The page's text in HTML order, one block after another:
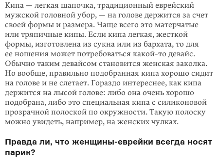
Кипа — легкая шапочка, традиционный еврейский
мужской головной убор, — на голове держится за счет
своей формы и размера. Чаще всего это матер­чатые
или тряпичные кипы. Если кипа легкая, жесткой
формы, изготовлена из сукна или из бархата, то для
ее ношения может потребоваться какой-то девайс.
Обычно таким девайсом становится женская заколка.
Но вообще, правильно подобранная кипа хорошо сидит
на голове и не слетает. Гораздо интереснее, как кипа
держится на лысой голове: либо она очень хорошо
подобрана, либо это специальная кипа с силиконовой
прозрачной полоской по окружности. Такую полоску
можно увидеть, например, на женских чулках.
Правда ли, что женщины-еврейки всегда носят
парик?